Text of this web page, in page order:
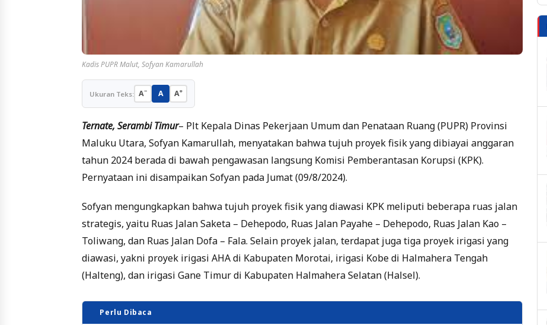
Kadis PUPR Malut, Sofyan Kamarullah
Ukuran Teks: A− A A+
Ternate, Serambi Timur– Plt Kepala Dinas Pekerjaan Umum dan Penataan Ruang (PUPR) Provinsi
Maluku Utara, Sofyan Kamarullah, menyatakan bahwa tujuh proyek fisik yang dibiayai anggaran
tahun 2024 berada di bawah pengawasan langsung Komisi Pemberantasan Korupsi (KPK).
Pernyataan ini disampaikan Sofyan pada Jumat (09/8/2024).
Sofyan mengungkapkan bahwa tujuh proyek fisik yang diawasi KPK meliputi beberapa ruas jalan
strategis, yaitu Ruas Jalan Saketa – Dehepodo, Ruas Jalan Payahe – Dehepodo, Ruas Jalan Kao –
Toliwang, dan Ruas Jalan Dofa – Fala. Selain proyek jalan, terdapat juga tiga proyek irigasi yang
diawasi, yakni proyek irigasi AHA di Kabupaten Morotai, irigasi Kobe di Halmahera Tengah
(Halteng), dan irigasi Gane Timur di Kabupaten Halmahera Selatan (Halsel).
Perlu Dibaca